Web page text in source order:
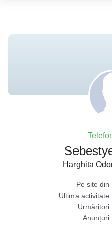
Harghita
Pe site din
Ultima activitate
Urmăritori
Anunțuri